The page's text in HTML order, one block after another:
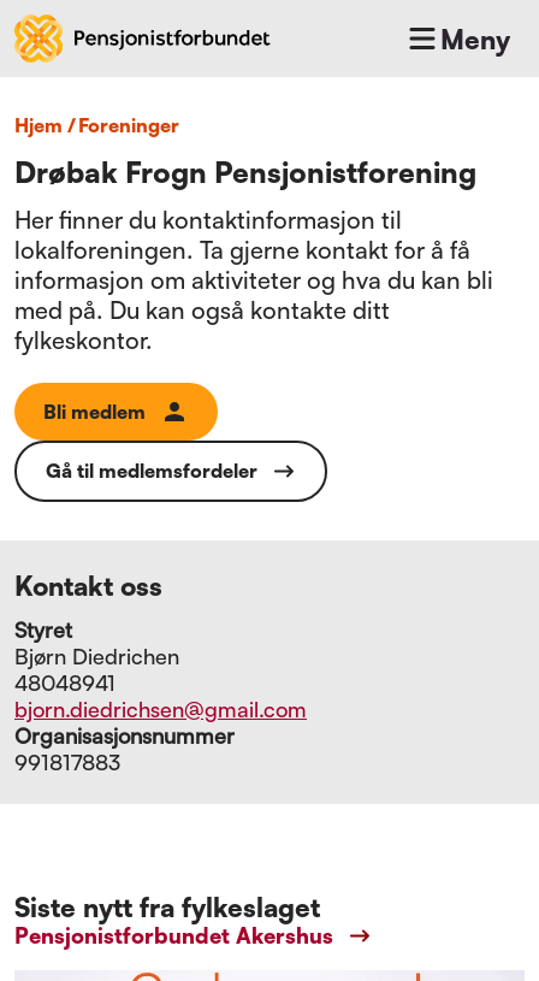
Meny
Hjem / foreninger
Drøbak Frogn Pensjonistforening
Her finner du kontaktinformasjon til
lokalforeningen. Ta gjerne kontakt for å få
informasjon om aktiviteter og hva du kan bli
med på. Du kan også kontakte ditt
fylkeskontor.
Bli medlem
Gå til medlemsfordeler
Kontakt oss
Styret
Bjørn Diedrichen
48048941
bjorn.diedrichsen@gmail.com
Organisasjonsnummer
991817883
Siste nytt fra fylkeslaget
Pensjonistforbundet Akershus